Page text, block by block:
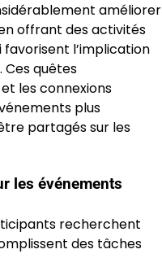
améliorer
offrant des activités
l’implication
quêtes
les connexions
plus
partagés sur les
les événements
recherchent
des tâches